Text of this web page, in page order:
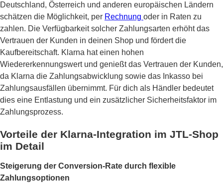
Deutschland, Österreich und anderen europäischen Ländern
schätzen die Möglichkeit, per Rechnung oder in Raten zu
zahlen. Die Verfügbarkeit solcher Zahlungsarten erhöht das
Vertrauen der Kunden in deinen Shop und fördert die
Kaufbereitschaft. Klarna hat einen hohen
Wiedererkennungswert und genießt das Vertrauen der Kunden,
da Klarna die Zahlungsabwicklung sowie das Inkasso bei
Zahlungsausfällen übernimmt. Für dich als Händler bedeutet
dies eine Entlastung und ein zusätzlicher Sicherheitsfaktor im
Zahlungsprozess.
Vorteile der Klarna-Integration im JTL-Shop
im Detail
Steigerung der Conversion-Rate durch flexible
Zahlungsoptionen